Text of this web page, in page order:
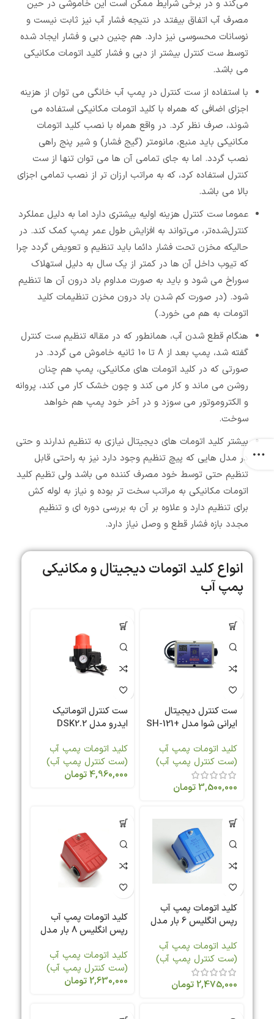
می‌کند و در برخی شرایط ممکن است این خاموشی در حین
مصرف آب اتفاق بیفتد در نتیجه فشار آب نیز ثابت نیست و
نوسانات محسوسی نیز دارد. هم چنین دبی و فشار ایجاد شده
توسط ست کنترل بیشتر از دبی و فشار کلید اتومات مکانیکی
می باشد.
با استفاده از ست کنترل در پمپ آب خانگی می توان از هزینه
اجزای اضافی که همراه با کلید اتومات مکانیکی استفاده می
شوند، صرف نظر کرد. در واقع همراه با نصب کلید اتومات
مکانیکی باید منبع، مانومتر (گیج فشار) و شیر پنج راهی
نصب گردد. اما به جای تمامی آن ها می توان تنها از ست
کنترل استفاده کرد، که به مراتب ارزان تر از نصب تمامی اجزای
بالا می باشد.
عموما ست کنترل هزینه اولیه بیشتری دارد اما به دلیل عملکرد
کنترل‌شده‌تر، می‌تواند به افزایش طول عمر پمپ کمک کند. در
حالیکه مخزن تحت فشار دائما باید تنظیم و تعویض گردد چرا
که تیوب داخل آن ها در کمتر از یک سال به دلیل استهلاک
سوراخ می شود و باید به صورت مداوم باد درون آن ها تنظیم
شود. (در صورت کم شدن باد درون مخزن تنظیمات کلید
اتومات به هم می خورد.)
هنگام قطع شدن آب، همانطور که در مقاله تنظیم ست کنترل
گفته شد، پمپ بعد از 8 تا 10 ثانیه خاموش می گردد. در
صورتی که در کلید اتومات های مکانیکی، پمپ هم چنان
روشن می ماند و کار می کند و چون خشک کار می کند، پروانه
و الکتروموتور می سوزد و در آخر خود پمپ هم خواهد
سوخت.
بیشتر کلید اتومات های دیجیتال نیازی به تنظیم ندارند و حتی
در مدل هایی که پیچ تنظیم وجود دارد نیز به راحتی قابل
تنظیم حتی توسط خود مصرف کننده می باشد ولی تظیم کلید
اتومات مکانیکی به مراتب سخت تر بوده و نیاز به لوله کش
برای تنظیم دارد و علاوه بر آن به بررسی دوره ای و تنظیم
مجدد بازه فشار قطع و وصل نیاز دارد.
انواع کلید اتومات دیجیتال و مکانیکی
پمپ آب
ست کنترل دیجیتال
ایرانی شوا مدل +SH-121
کلید اتومات پمپ آب
(ست کنترل پمپ آب)
3,500,000تومان
ست کنترل اتوماتیک
ایدرو مدل DSK2.2
کلید اتومات پمپ آب
(ست کنترل پمپ آب)
4,960,000تومان
کلید اتومات پمپ آب
رپس انگلیس 6 بار مدل
کلید اتومات پمپ آب
(ست کنترل پمپ آب)
2,475,000تومان
کلید اتومات پمپ آب
رپس انگلیس 8 بار مدل
کلید اتومات پمپ آب
(ست کنترل پمپ آب)
2,630,000تومان